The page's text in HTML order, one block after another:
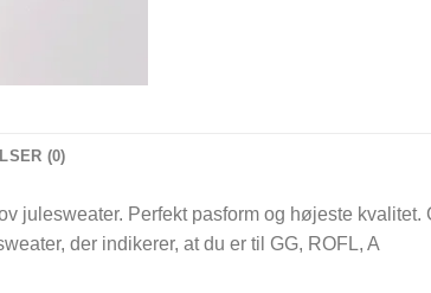
(0)
julesweater. Perfekt pasform og højeste kvalitet.
der indikerer, at du er til GG, ROFL, A